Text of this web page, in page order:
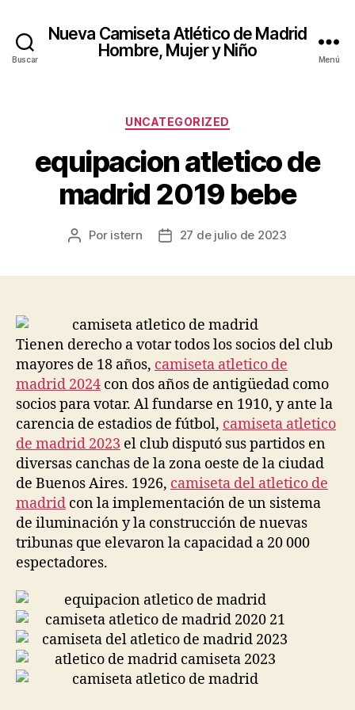
Buscar
Nueva Camiseta Atlético de Madrid
Hombre, Mujer y Niño
Menú
Categorías
UNCATEGORIZED
equipacion atletico de
madrid 2019 bebe
Autor
Por istern
Fecha27 de julio de 2023
Tienen derecho a votar todos los socios del club
mayores de 18 años, camiseta atletico de
madrid 2024 con dos años de antigüedad como
socios para votar. Al fundarse en 1910, y ante la
carencia de estadios de fútbol, camiseta atletico
de madrid 2023 el club disputó sus partidos en
diversas canchas de la zona oeste de la ciudad
de Buenos Aires. 1926, camiseta del atletico de
madrid con la implementación de un sistema
de iluminación y la construcción de nuevas
tribunas que elevaron la capacidad a 20 000
espectadores.